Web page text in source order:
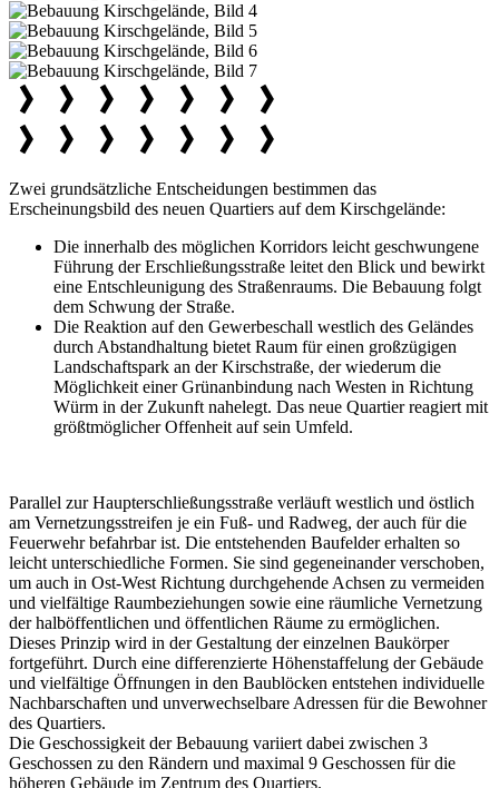
Zwei grundsätzliche Entscheidungen bestimmen das
Erscheinungsbild des neuen Quartiers auf dem Kirschgelände:
Die innerhalb des möglichen Korridors leicht geschwungene
Führung der Erschließungsstraße leitet den Blick und bewirkt
eine Entschleunigung des Straßenraums. Die Bebauung folgt
dem Schwung der Straße.
Die Reaktion auf den Gewerbeschall westlich des Geländes
durch Abstandhaltung bietet Raum für einen großzügigen
Landschaftspark an der Kirschstraße, der wiederum die
Möglichkeit einer Grünanbindung nach Westen in Richtung
Würm in der Zukunft nahelegt. Das neue Quartier reagiert mit
größtmöglicher Offenheit auf sein Umfeld.
Parallel zur Haupterschließungsstraße verläuft westlich und östlich
am Vernetzungsstreifen je ein Fuß- und Radweg, der auch für die
Feuerwehr befahrbar ist. Die entstehenden Baufelder erhalten so
leicht unterschiedliche Formen. Sie sind gegeneinander verschoben,
um auch in Ost-West Richtung durchgehende Achsen zu vermeiden
und vielfältige Raumbeziehungen sowie eine räumliche Vernetzung
der halböffentlichen und öffentlichen Räume zu ermöglichen.
Dieses Prinzip wird in der Gestaltung der einzelnen Baukörper
fortgeführt. Durch eine differenzierte Höhenstaffelung der Gebäude
und vielfältige Öffnungen in den Baublöcken entstehen individuelle
Nachbarschaften und unverwechselbare Adressen für die Bewohner
des Quartiers.
Die Geschossigkeit der Bebauung variiert dabei zwischen 3
Geschossen zu den Rändern und maximal 9 Geschossen für die
höheren Gebäude im Zentrum des Quartiers.